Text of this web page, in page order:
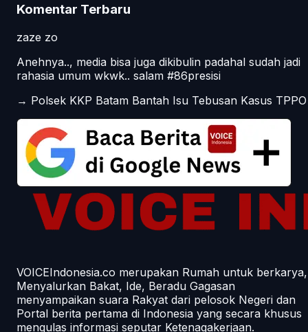
Komentar Terbaru
zaze zo
Anehnya.., media bisa juga dikibulin padahal sudah jadi
rahasia umum wkwk.. salam #86presisi
→ Polsek KKP Batam Bantah Isu Tebusan Kasus TPPO
VOICEIndonesia.co merupakan Rumah untuk berkarya,
Menyalurkan Bakat, Ide, Beradu Gagasan
menyampaikan suara Rakyat dari pelosok Negeri dan
Portal berita pertama di Indonesia yang secara khusus
mengulas informasi seputar Ketenagakerjaan.